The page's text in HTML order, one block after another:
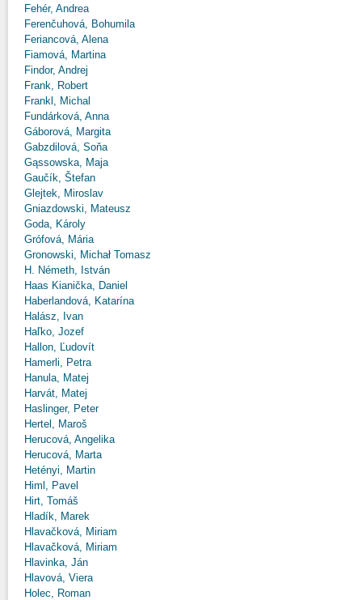
Fehér, Andrea
Ferenčuhová, Bohumila
Feriancová, Alena
Fiamová, Martina
Findor, Andrej
Frank, Robert
Frankl, Michal
Fundárková, Anna
Gáborová, Margita
Gabzdilová, Soňa
Gąssowska, Maja
Gaučík, Štefan
Glejtek, Miroslav
Gniazdowski, Mateusz
Goda, Károly
Grófová, Mária
Gronowski, Michał Tomasz
H. Németh, István
Haas Kianička, Daniel
Haberlandová, Katarína
Halász, Ivan
Haľko, Jozef
Hallon, Ľudovít
Hamerli, Petra
Hanula, Matej
Harvát, Matej
Haslinger, Peter
Hertel, Maroš
Herucová, Angelika
Herucová, Marta
Hetényi, Martin
Himl, Pavel
Hirt, Tomáš
Hladík, Marek
Hlavačková, Miriam
Hlavačková, Miriam
Hlavinka, Ján
Hlavová, Viera
Holec, Roman